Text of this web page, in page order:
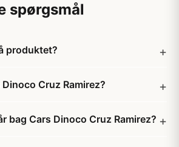
spørgsmål
produktet?
Cruz Ramirez?
bag Cars Dinoco Cruz Ramirez?